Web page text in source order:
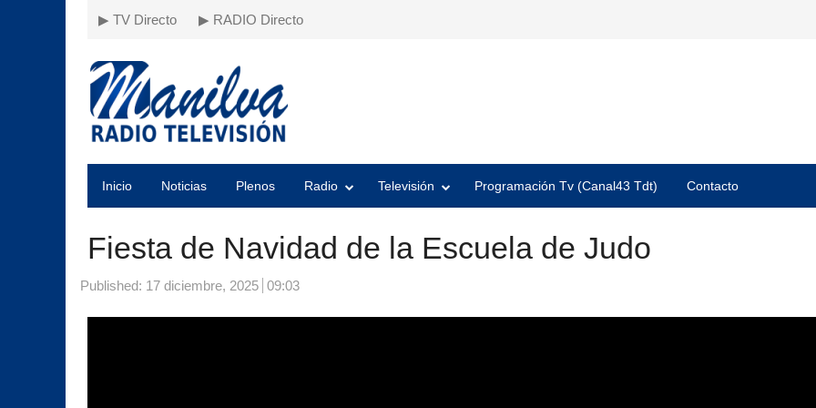
▶ TV Directo ▶ RADIO Directo
Inicio Noticias Plenos Radio Televisión Programación Tv (Canal43 Tdt) Contacto
Fiesta de Navidad de la Escuela de Judo
Published: 17 diciembre, 2025 09:03